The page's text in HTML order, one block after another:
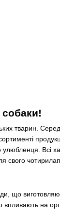
тварин.
Всі
свого
що
на